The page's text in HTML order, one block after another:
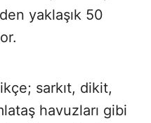
yaklaşık 50
sarkıt, dikit,
havuzları gibi